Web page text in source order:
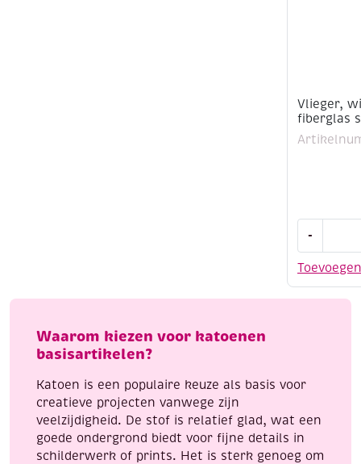
Vlieger,
fiberglas
Toevoegen
-
polyster
met
50
aantal
Waarom kiezen voor katoenen
basisartikelen?
Katoen is een populaire keuze als basis voor
creatieve projecten vanwege zijn
veelzijdigheid. De stof is relatief glad, wat een
goede ondergrond biedt voor fijne details in
schilderwerk of prints. Het is sterk genoeg om